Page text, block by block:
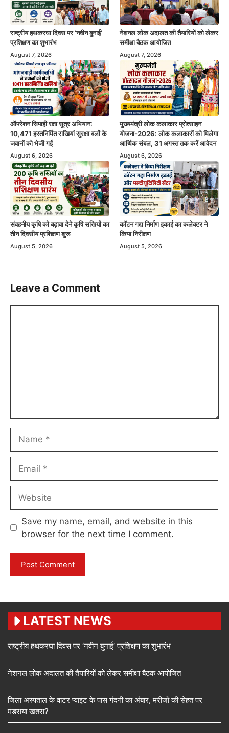
राष्ट्रीय हथकरघा दिवस पर ‘नवीन बुनाई’
प्रशिक्षण का शुभारंभ
August 7, 2026
नेशनल लोक अदालत की तैयारियों को लेकर
समीक्षा बैठक आयोजित
August 7, 2026
ऑपरेशन सिपाही रक्षा सूत्र अभियान:
10,471 हस्तनिर्मित राखियां सुरक्षा बलों के
जवानों को भेजी गईं
August 6, 2026
मुख्यमंत्री लोक कलाकार प्रोत्साहन
योजना-2026: लोक कलाकारों को मिलेगा
आर्थिक संबल, 31 अगस्त तक करें आवेदन
August 6, 2026
संवहनीय कृषि को बढ़ावा देने कृषि सखियों का
तीन दिवसीय प्रशिक्षण शुरू
August 5, 2026
कॉटन गद्दा निर्माण इकाई का कलेक्टर ने
किया निरीक्षण
August 5, 2026
Leave a Comment
Save my name, email, and website in this
browser for the next time I comment.
LATEST NEWS
राष्ट्रीय हथकरघा दिवस पर ‘नवीन बुनाई’ प्रशिक्षण का शुभारंभ
नेशनल लोक अदालत की तैयारियों को लेकर समीक्षा बैठक आयोजित
जिला अस्पताल के वाटर प्वाइंट के पास गंदगी का अंबार, मरीजों की सेहत पर
मंडराया खतरा?